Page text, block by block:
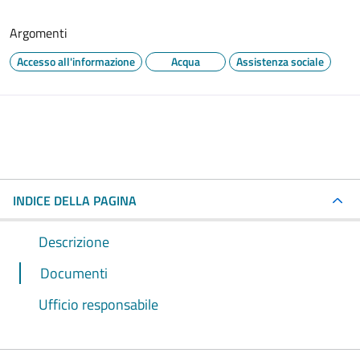
Argomenti
Accesso all'informazione Acqua Assistenza sociale
INDICE DELLA PAGINA
Descrizione
Documenti
Ufficio responsabile